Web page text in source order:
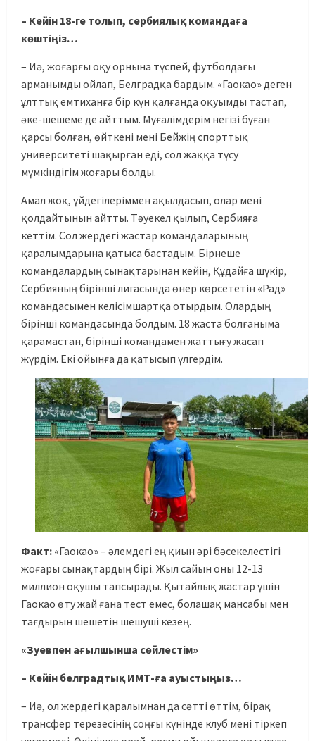
– Кейін 18-ге толып, сербиялық командаға
көштіңіз…
– Иә, жоғарғы оқу орнына түспей, футболдағы
арманымды ойлап, Белградқа бардым. «Гаокао» деген
ұлттық емтиханға бір күн қалғанда оқуымды тастап,
әке-шешеме де айттым. Мұғалімдерім негізі бұған
қарсы болған, өйткені мені Бейжің спорттық
университеті шақырған еді, сол жаққа түсу
мүмкіндігім жоғары болды.
Амал жоқ, үйдегілеріммен ақылдасып, олар мені
қолдайтынын айтты. Тәуекел қылып, Сербияға
кеттім. Сол жердегі жастар командаларының
қаралымдарына қатыса бастадым. Бірнеше
командалардың сынақтарынан кейін, Құдайға шүкір,
Сербияның бірінші лигасында өнер көрсететін «Рад»
командасымен келісімшартқа отырдым. Олардың
бірінші командасында болдым. 18 жаста болғаныма
қарамастан, бірінші командамен жаттығу жасап
жүрдім. Екі ойынға да қатысып үлгердім.
Факт: «Гаокао» – әлемдегі ең қиын әрі бәсекелестігі
жоғары сынақтардың бірі. Жыл сайын оны 12-13
миллион оқушы тапсырады. Қытайлық жастар үшін
Гаокао өту жай ғана тест емес, болашақ мансабы мен
тағдырын шешетін шешуші кезең.
«Зуевпен ағылшынша сөйлестім»
– Кейін белградтық ИМТ-ға ауыстыңыз…
– Иә, ол жердегі қаралымнан да сәтті өттім, бірақ
трансфер терезесінің соңғы күнінде клуб мені тіркеп